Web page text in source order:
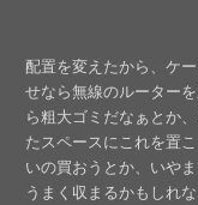
配置を変えたから、ケ
せなら無線のルーター
ら粗大ゴミだなぁとか
たスペースにこれを置
いの買おうとか、いや
うまく収まるかもしれ